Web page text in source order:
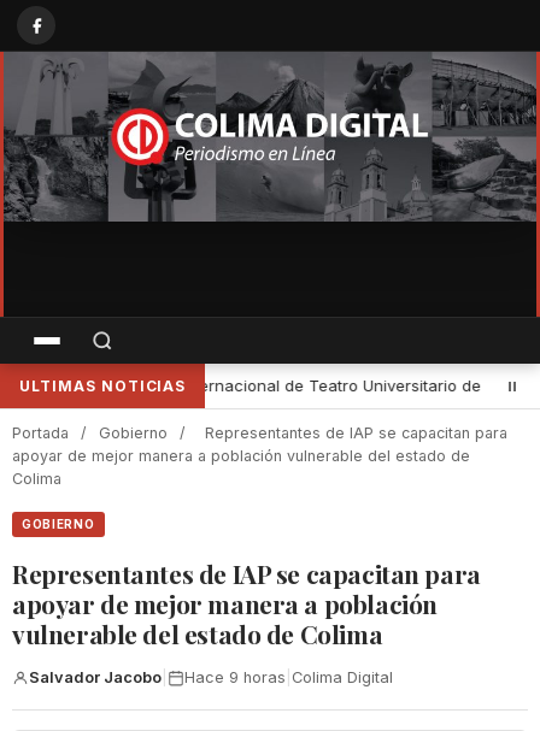
ULTIMAS NOTICIAS
UNAM • Cultura Colima e INAH impulsan la reactivación de
Portada / Gobierno /
Representantes de IAP se capacitan para
apoyar de mejor manera a población vulnerable del estado de
Colima
GOBIERNO
Representantes de IAP se capacitan para
apoyar de mejor manera a población
vulnerable del estado de Colima
Salvador Jacobo Hace 9 horas Colima Digital